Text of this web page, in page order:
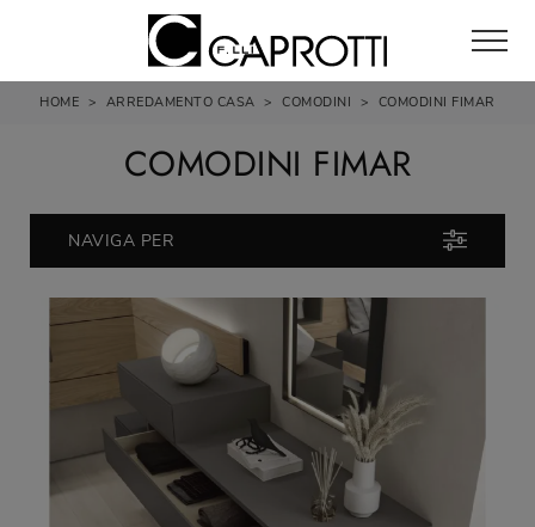
HOME > ARREDAMENTO CASA > COMODINI > COMODINI FIMAR
COMODINI FIMAR
NAVIGA PER